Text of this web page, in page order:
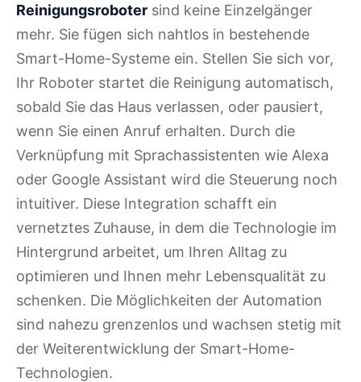
Reinigungsroboter sind keine Einzelgänger
mehr. Sie fügen sich nahtlos in bestehende
Smart-Home-Systeme ein. Stellen Sie sich vor,
Ihr Roboter startet die Reinigung automatisch,
sobald Sie das Haus verlassen, oder pausiert,
wenn Sie einen Anruf erhalten. Durch die
Verknüpfung mit Sprachassistenten wie Alexa
oder Google Assistant wird die Steuerung noch
intuitiver. Diese Integration schafft ein
vernetztes Zuhause, in dem die Technologie im
Hintergrund arbeitet, um Ihren Alltag zu
optimieren und Ihnen mehr Lebensqualität zu
schenken. Die Möglichkeiten der Automation
sind nahezu grenzenlos und wachsen stetig mit
der Weiterentwicklung der Smart-Home-
Technologien.